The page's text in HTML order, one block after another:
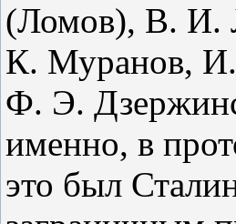
(Ломов), В. И.
К. Муранов,
Ф. Э.
именно, в
это был